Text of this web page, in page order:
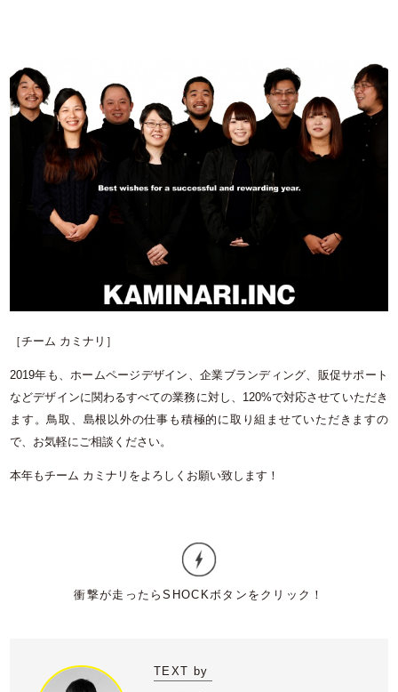
［チーム カミナリ］
2019年も、ホームページデザイン、企業ブランディング、販促サポート
などデザインに関わるすべての業務に対し、120%で対応させていただき
ます。鳥取、島根以外の仕事も積極的に取り組ませていただきますの
で、お気軽にご相談ください。
本年もチーム カミナリをよろしくお願い致します！
TEXT by